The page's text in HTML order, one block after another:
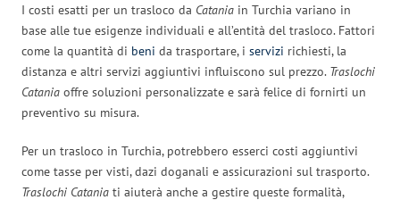
I costi esatti per un trasloco da Catania in Turchia variano in
base alle tue esigenze individuali e all’entità del trasloco. Fattori
come la quantità di beni da trasportare, i servizi richiesti, la
distanza e altri servizi aggiuntivi influiscono sul prezzo. Traslochi
Catania offre soluzioni personalizzate e sarà felice di fornirti un
preventivo su misura.
Per un trasloco in Turchia, potrebbero esserci costi aggiuntivi
come tasse per visti, dazi doganali e assicurazioni sul trasporto.
Traslochi Catania ti aiuterà anche a gestire queste formalità,